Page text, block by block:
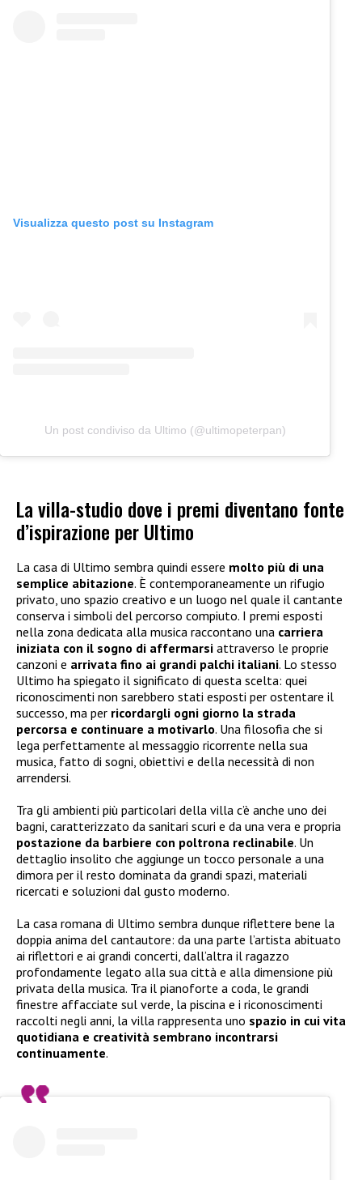
Visualizza questo post su Instagram
Un post condiviso da Ultimo (@ultimopeterpan)
La villa-studio dove i premi diventano fonte
d’ispirazione per Ultimo
La casa di Ultimo sembra quindi essere molto più di una
semplice abitazione. È contemporaneamente un rifugio
privato, uno spazio creativo e un luogo nel quale il cantante
conserva i simboli del percorso compiuto. I premi esposti
nella zona dedicata alla musica raccontano una carriera
iniziata con il sogno di affermarsi attraverso le proprie
canzoni e arrivata fino ai grandi palchi italiani. Lo stesso
Ultimo ha spiegato il significato di questa scelta: quei
riconoscimenti non sarebbero stati esposti per ostentare il
successo, ma per ricordargli ogni giorno la strada
percorsa e continuare a motivarlo. Una filosofia che si
lega perfettamente al messaggio ricorrente nella sua
musica, fatto di sogni, obiettivi e della necessità di non
arrendersi.
Tra gli ambienti più particolari della villa c’è anche uno dei
bagni, caratterizzato da sanitari scuri e da una vera e propria
postazione da barbiere con poltrona reclinabile. Un
dettaglio insolito che aggiunge un tocco personale a una
dimora per il resto dominata da grandi spazi, materiali
ricercati e soluzioni dal gusto moderno.
La casa romana di Ultimo sembra dunque riflettere bene la
doppia anima del cantautore: da una parte l’artista abituato
ai riflettori e ai grandi concerti, dall’altra il ragazzo
profondamente legato alla sua città e alla dimensione più
privata della musica. Tra il pianoforte a coda, le grandi
finestre affacciate sul verde, la piscina e i riconoscimenti
raccolti negli anni, la villa rappresenta uno spazio in cui vita
quotidiana e creatività sembrano incontrarsi
continuamente.